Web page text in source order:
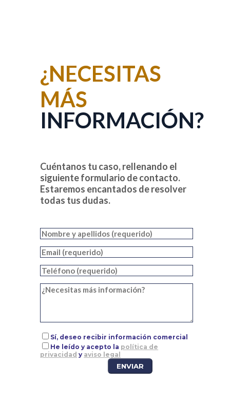
¿NECESITAS
MÁS
INFORMACIÓN?
Cuéntanos tu caso, rellenando el
siguiente formulario de contacto.
Estaremos encantados de resolver
todas tus dudas.
Sí, deseo recibir información comercial
He leído y acepto la política de
privacidad y aviso legal